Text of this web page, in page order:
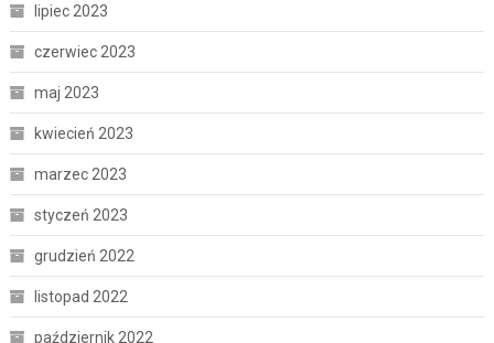
lipiec 2023
czerwiec 2023
maj 2023
kwiecień 2023
marzec 2023
styczeń 2023
grudzień 2022
listopad 2022
październik 2022